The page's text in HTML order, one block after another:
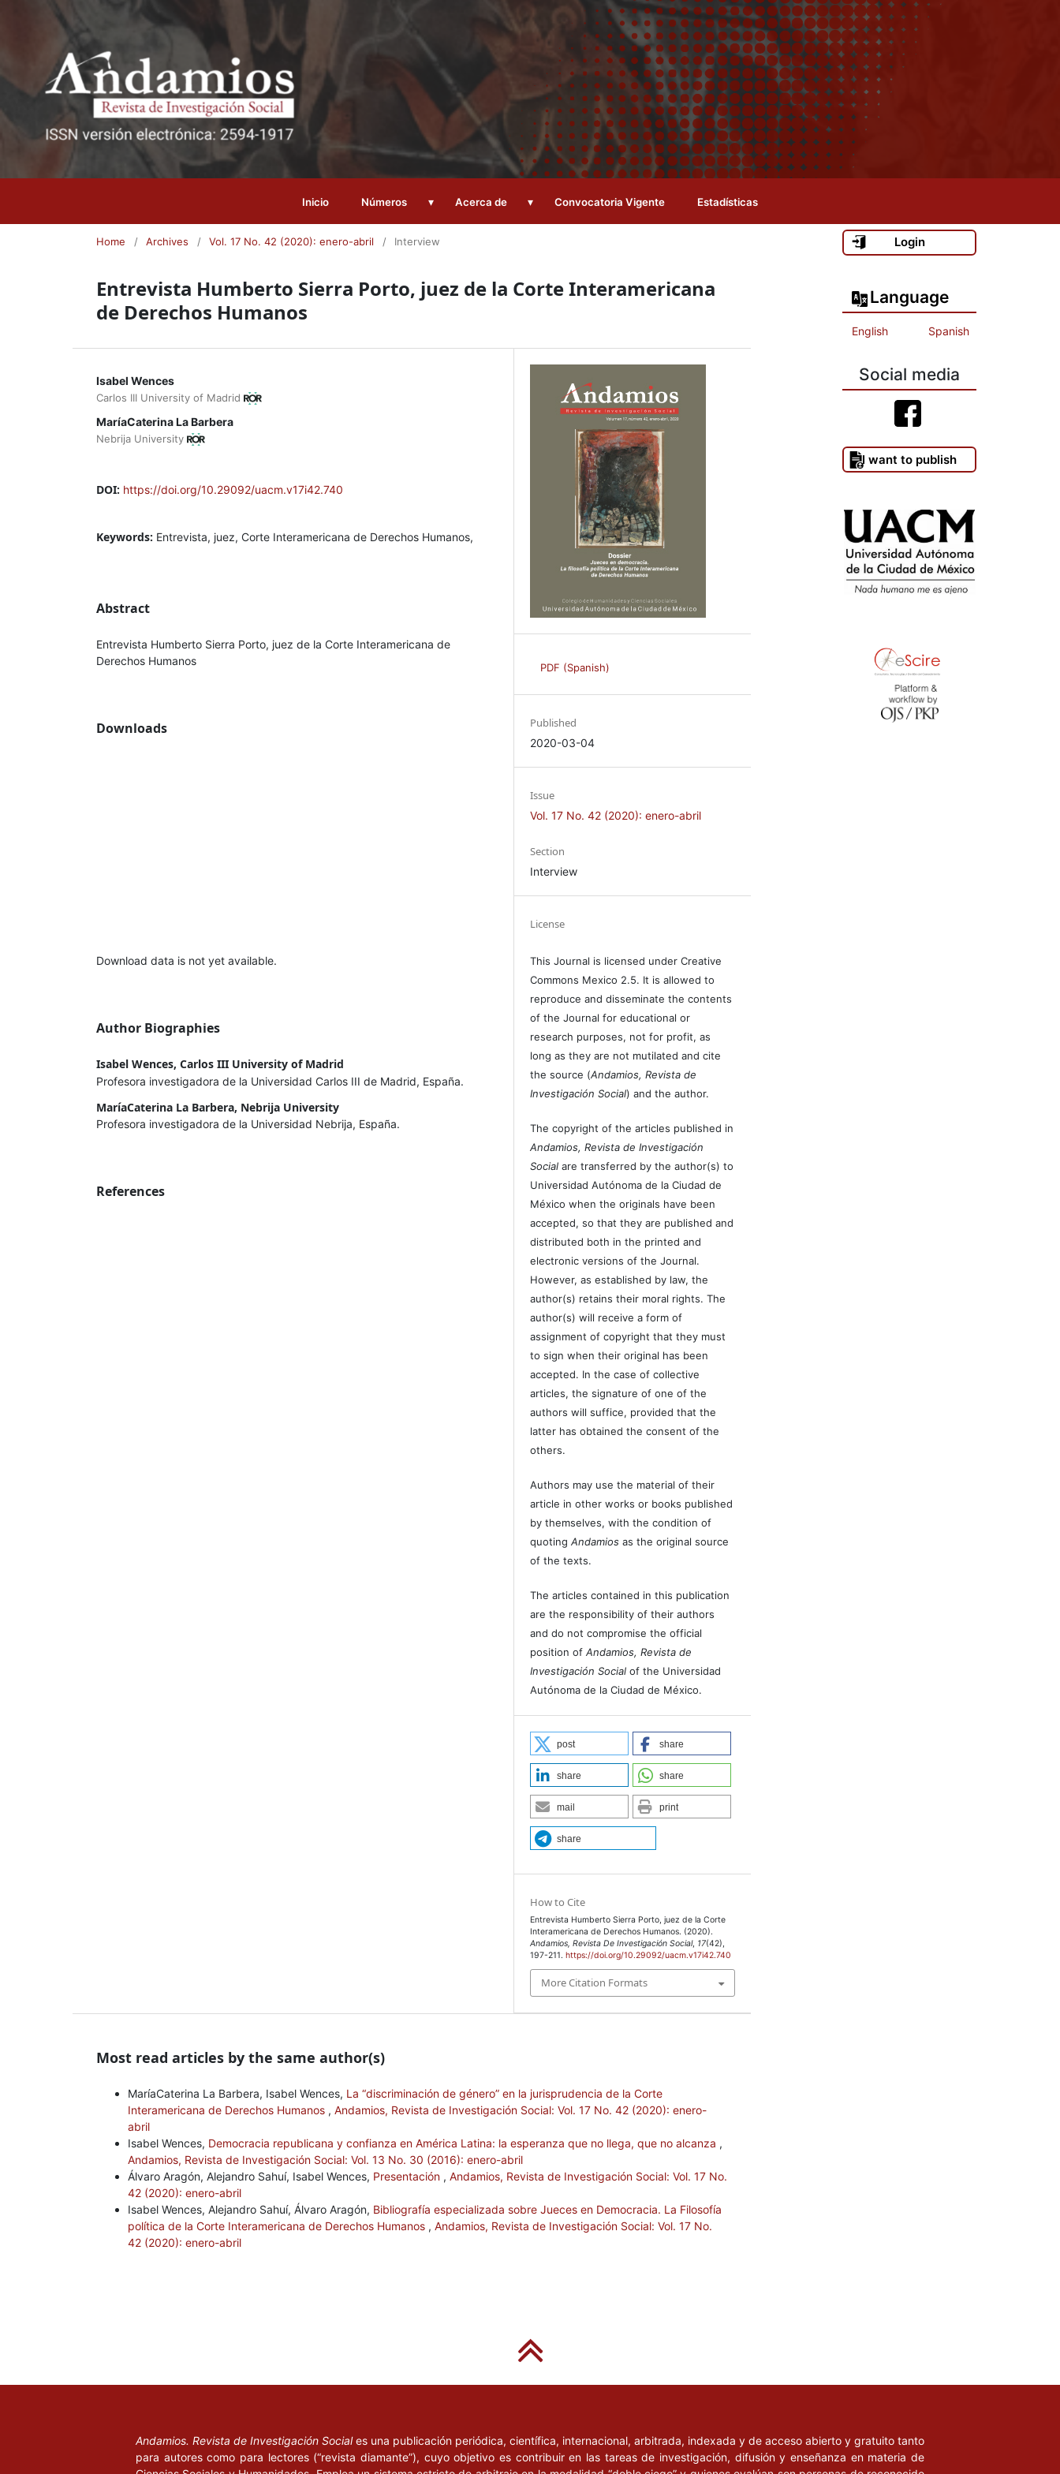
Inicio Números ▾ Acerca de ▾ Convocatoria Vigente Estadísticas
Home / Archives / Vol. 17 No. 42 (2020): enero-abril / Interview
Entrevista Humberto Sierra Porto, juez de la Corte Interamericana
de Derechos Humanos
Isabel Wences
Carlos III University of Madrid
MaríaCaterina La Barbera
Nebrija University
DOI: https://doi.org/10.29092/uacm.v17i42.740
Keywords: Entrevista, juez, Corte Interamericana de Derechos Humanos,
Abstract
Entrevista Humberto Sierra Porto, juez de la Corte Interamericana de
Derechos Humanos
Downloads
Download data is not yet available.
Author Biographies
Isabel Wences, Carlos III University of Madrid
Profesora investigadora de la Universidad Carlos III de Madrid, España.
MaríaCaterina La Barbera, Nebrija University
Profesora investigadora de la Universidad Nebrija, España.
References
PDF (Spanish)
Published
2020-03-04
Issue
Vol. 17 No. 42 (2020): enero-abril
Section
Interview
License
This Journal is licensed under Creative
Commons Mexico 2.5. It is allowed to
reproduce and disseminate the contents
of the Journal for educational or
research purposes, not for profit, as
long as they are not mutilated and cite
the source (Andamios, Revista de
Investigación Social) and the author.
The copyright of the articles published in
Andamios, Revista de Investigación
Social are transferred by the author(s) to
Universidad Autónoma de la Ciudad de
México when the originals have been
accepted, so that they are published and
distributed both in the printed and
electronic versions of the Journal.
However, as established by law, the
author(s) retains their moral rights. The
author(s) will receive a form of
assignment of copyright that they must
to sign when their original has been
accepted. In the case of collective
articles, the signature of one of the
authors will suffice, provided that the
latter has obtained the consent of the
others.
Authors may use the material of their
article in other works or books published
by themselves, with the condition of
quotingAndamios as the original source
of the texts.
The articles contained in this publication
are the responsibility of their authors
and do not compromise the official
position ofAndamios, Revista de
Investigación Socialof the Universidad
Autónoma de la Ciudad de México.
post share
share share
mail print
share
How to Cite
Entrevista Humberto Sierra Porto, juez de la Corte
Interamericana de Derechos Humanos. (2020).
Andamios, Revista De Investigación Social, 17(42),
197-211.https://doi.org/10.29092/uacm.v17i42.740
More Citation Formats
Most read articles by the same author(s)
MaríaCaterina La Barbera, Isabel Wences, La “discriminación de género” en la jurisprudencia de la Corte
Interamericana de Derechos Humanos , Andamios, Revista de Investigación Social: Vol. 17 No. 42 (2020): enero-
abril
Isabel Wences, Democracia republicana y confianza en América Latina: la esperanza que no llega, que no alcanza ,
Andamios, Revista de Investigación Social: Vol. 13 No. 30 (2016): enero-abril
Álvaro Aragón, Alejandro Sahuí, Isabel Wences, Presentación , Andamios, Revista de Investigación Social: Vol. 17 No.
42 (2020): enero-abril
Isabel Wences, Alejandro Sahuí, Álvaro Aragón, Bibliografía especializada sobre Jueces en Democracia. La Filosofía
política de la Corte Interamericana de Derechos Humanos , Andamios, Revista de Investigación Social: Vol. 17 No.
42 (2020): enero-abril
Login
Language
English Spanish
Social media
I want to publish
Andamios. Revista de Investigación Sociales una publicación periódica, científica, internacional, arbitrada, indexada y de acceso abierto y gratuito tanto
para autores como para lectores (“revista diamante”), cuyo objetivo es contribuir en las tareas de investigación, difusión y enseñanza en materia de